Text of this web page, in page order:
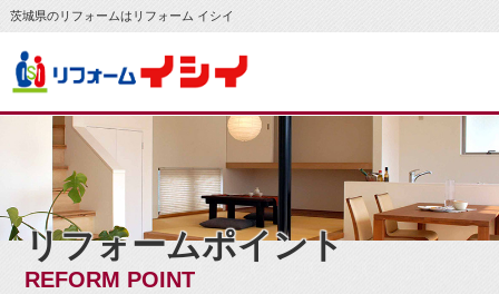
茨城県のリフォームはリフォーム イシイ
リフォームポイント
REFORM POINT